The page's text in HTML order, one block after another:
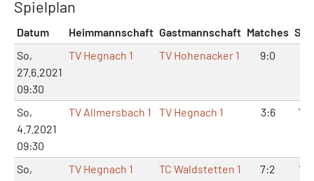
Spielplan
Datum Heimmannschaft Gastmannschaft Matches
So,
27.6.2021
09:30
TV Hegnach 1 TV Hohenacker 1 9:0
So,
4.7.2021
09:30
TV Allmersbach 1 TV Hegnach 1 3:6
So,
TV Hegnach 1 TC Waldstetten 1 7:2